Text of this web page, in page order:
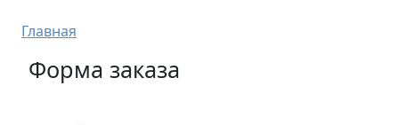
Строка навигации
Главная
Форма заказа